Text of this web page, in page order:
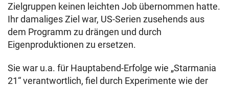
Zielgruppen keinen leichten Job übernommen hatte.
Ihr damaliges Ziel war, US-Serien zusehends aus
dem Programm zu drängen und durch
Eigenproduktionen zu ersetzen.
Sie war u.a. für Hauptabend-Erfolge wie „Starmania
21“ verantwortlich, fiel durch Experimente wie der